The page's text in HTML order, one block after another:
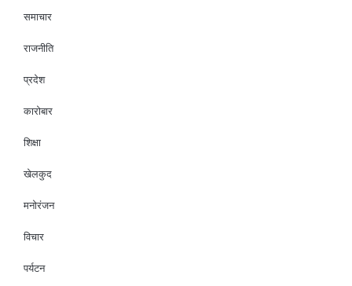
समाचार
राजनीति
प्रदेश
कारोबार
शिक्षा
खेलकुद
मनोरंजन
विचार
पर्यटन